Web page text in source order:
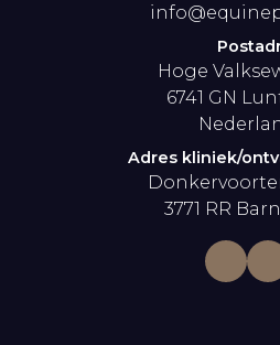
Hoge
6741 GN
Adres kliniek/
3771 RR